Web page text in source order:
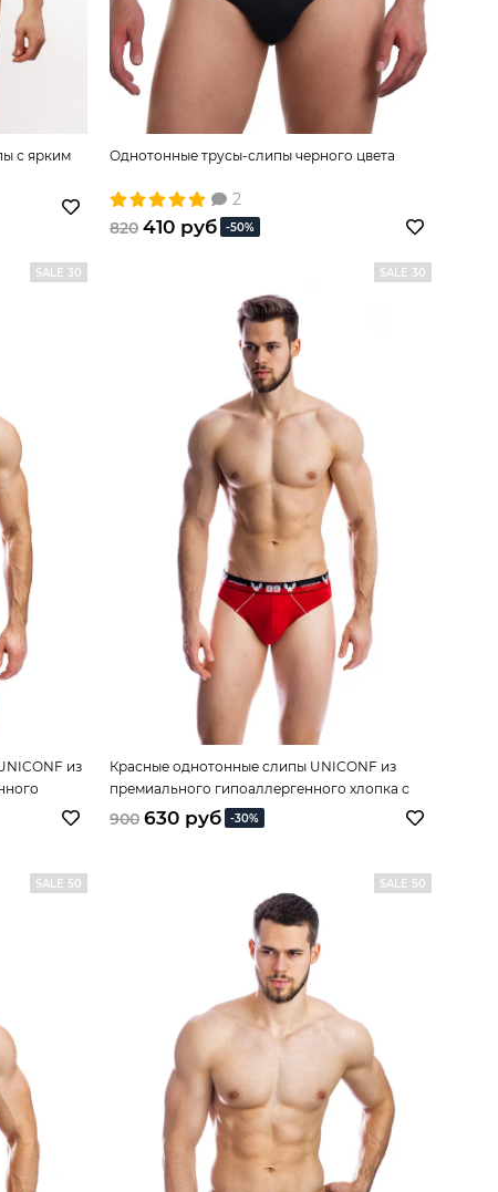
с ярким
Однотонные трусы-слипы черного цвета
2
820 410 руб -50%
SALE 30
из
SALE 30
Красные однотонные слипы UNICONF из
премиального гипоаллергенного хлопка с
добавлением эластана
900 630 руб -30%
SALE 50 SALE 50